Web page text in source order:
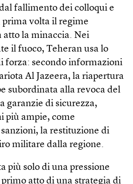
fallimento dei colloqui e
prima volta il regime
atto la minaccia. Nei
il fuoco, Teheran usa lo
forza: secondo informazioni
Al Jazeera, la riapertura
subordinata alla revoca del
garanzie di sicurezza,
più ampie, come
la restituzione di
militare dalla regione.
più solo di una pressione
atto di una strategia di